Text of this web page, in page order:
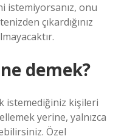
istemiyorsanız, onu
çıkardığınız
demek?
istemediğiniz kişileri
yerine, yalnızca
Özel